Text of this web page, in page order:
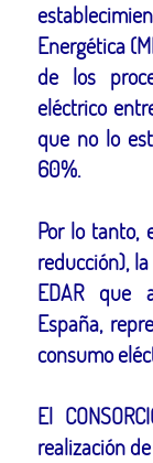
Energética
de los
eléctrico
que no lo
60%.
Por lo tanto,
reducción),
EDAR que
España,
consumo
El
realización